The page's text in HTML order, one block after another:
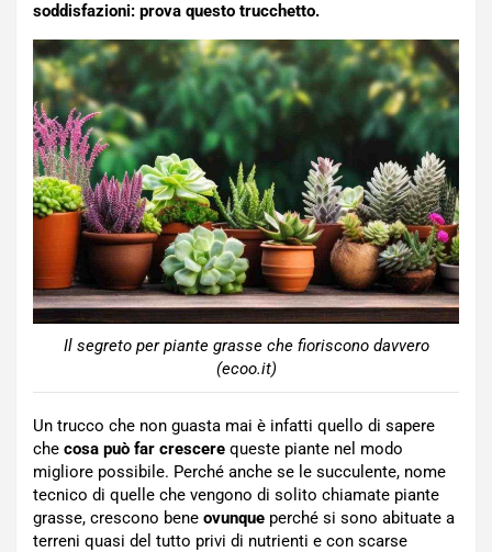
soddisfazioni: prova questo trucchetto.
Il segreto per piante grasse che fioriscono davvero
(ecoo.it)
Un trucco che non guasta mai è infatti quello di sapere
che cosa può far crescere queste piante nel modo
migliore possibile. Perché anche se le succulente, nome
tecnico di quelle che vengono di solito chiamate piante
grasse, crescono bene ovunque perché si sono abituate a
terreni quasi del tutto privi di nutrienti e con scarse